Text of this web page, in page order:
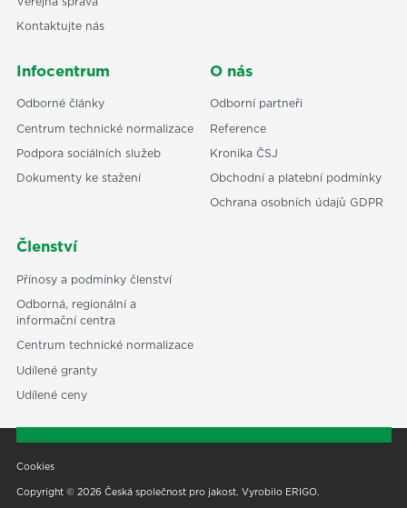
Kontaktujte nás
Infocentrum
Odborné články
Centrum technické normalizace
Podpora sociálních služeb
Dokumenty ke stažení
O nás
Odborní partneři
Reference
Kronika ČSJ
Obchodní a platební podmínky
Ochrana osobních údajů GDPR
Členství
Přínosy a podmínky členství
Odborná, regionální a
informační centra
Centrum technické normalizace
Udílené granty
Udílené ceny
Cookies
Copyright © 2026 Česká společnost pro jakost. Vyrobilo ERIGO.